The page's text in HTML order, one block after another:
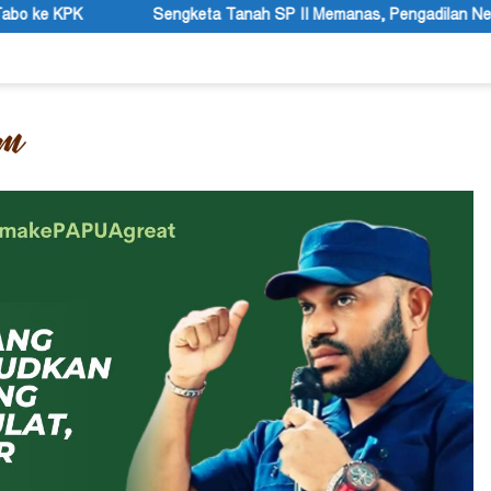
Tanah SP II Memanas, Pengadilan Negeri Timika Tegaskan